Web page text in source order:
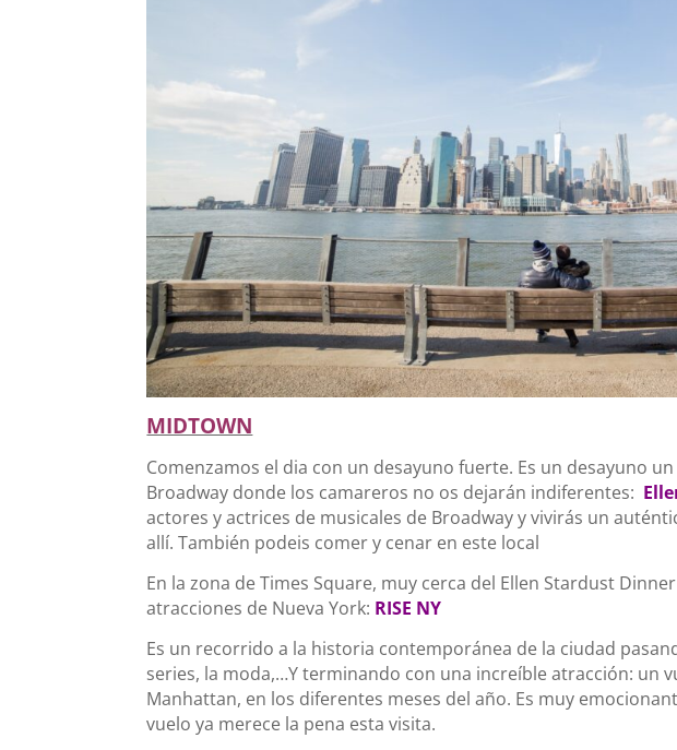
MIDTOWN
Comenzamos el dia con un desayuno fuerte. Es un desayuno
Broadway donde los camareros no os dejarán indiferentes:
actores y actrices de musicales de Broadway y vivirás un
allí. También podeis comer y cenar en este local
En la zona de Times Square, muy cerca del Ellen Stardust
atracciones de Nueva York: RISE NY
Es un recorrido a la historia contemporánea de la ciudad
series, la moda,…Y terminando con una increíble atracción: un
Manhattan, en los diferentes meses del año. Es muy
vuelo ya merece la pena esta visita.